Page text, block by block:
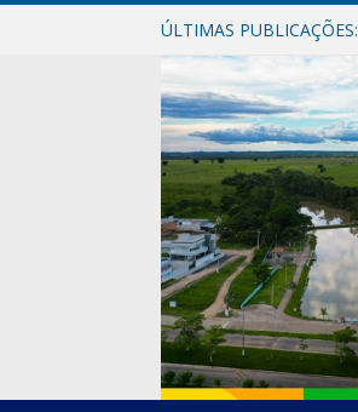
ÚLTIMAS PUBLICAÇÕES: